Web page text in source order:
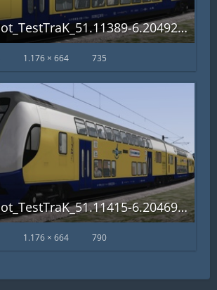
Screenshot_TestTraK_51.11389-6.20492_12-02-20.jpg
1.176 × 664 735
Screenshot_TestTraK_51.11415-6.20469_12-02-14.jpg
1.176 × 664 790